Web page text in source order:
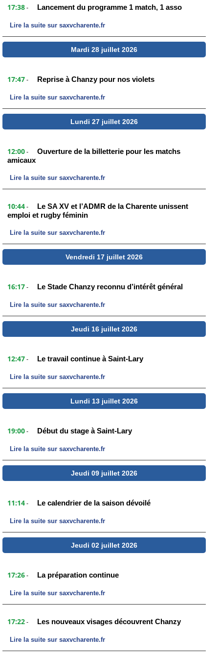
17:38 - Lancement du programme 1 match, 1 asso
Lire la suite sur saxvcharente.fr
Mardi 28 juillet 2026
17:47 - Reprise à Chanzy pour nos violets
Lire la suite sur saxvcharente.fr
Lundi 27 juillet 2026
12:00 -
Ouverture de la billetterie pour les matchs
amicaux
Lire la suite sur saxvcharente.fr
10:44 -
Le SA XV et l’ADMR de la Charente unissent
emploi et rugby féminin
Lire la suite sur saxvcharente.fr
Vendredi 17 juillet 2026
16:17 - Le Stade Chanzy reconnu d’intérêt général
Lire la suite sur saxvcharente.fr
Jeudi 16 juillet 2026
12:47 - Le travail continue à Saint-Lary
Lire la suite sur saxvcharente.fr
Lundi 13 juillet 2026
19:00 - Début du stage à Saint-Lary
Lire la suite sur saxvcharente.fr
Jeudi 09 juillet 2026
11:14 - Le calendrier de la saison dévoilé
Lire la suite sur saxvcharente.fr
Jeudi 02 juillet 2026
17:26 - La préparation continue
Lire la suite sur saxvcharente.fr
17:22 - Les nouveaux visages découvrent Chanzy
Lire la suite sur saxvcharente.fr